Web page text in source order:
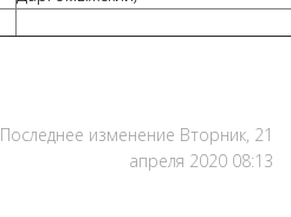
Последнее изменение Вторник, 21
апреля 2020 08:13